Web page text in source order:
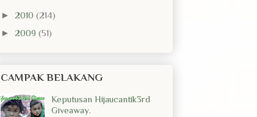
► 2010 (214)
► 2009 (51)
CAMPAK BELAKANG
Keputusan Hijaucantik3rd
Giveaway.